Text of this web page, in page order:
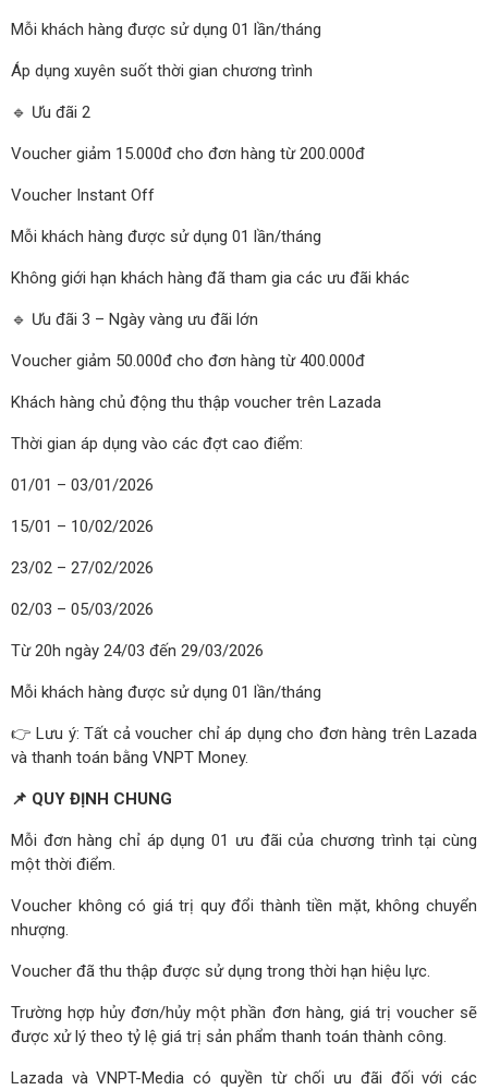
Mỗi khách hàng được sử dụng 01 lần/tháng
Áp dụng xuyên suốt thời gian chương trình
🔹 Ưu đãi 2
Voucher giảm 15.000đ cho đơn hàng từ 200.000đ
Voucher Instant Off
Mỗi khách hàng được sử dụng 01 lần/tháng
Không giới hạn khách hàng đã tham gia các ưu đãi khác
🔹 Ưu đãi 3 – Ngày vàng ưu đãi lớn
Voucher giảm 50.000đ cho đơn hàng từ 400.000đ
Khách hàng chủ động thu thập voucher trên Lazada
Thời gian áp dụng vào các đợt cao điểm:
01/01 – 03/01/2026
15/01 – 10/02/2026
23/02 – 27/02/2026
02/03 – 05/03/2026
Từ 20h ngày 24/03 đến 29/03/2026
Mỗi khách hàng được sử dụng 01 lần/tháng
👉 Lưu ý: Tất cả voucher chỉ áp dụng cho đơn hàng trên Lazada
và thanh toán bằng VNPT Money.
📌 QUY ĐỊNH CHUNG
Mỗi đơn hàng chỉ áp dụng 01 ưu đãi của chương trình tại cùng
một thời điểm.
Voucher không có giá trị quy đổi thành tiền mặt, không chuyển
nhượng.
Voucher đã thu thập được sử dụng trong thời hạn hiệu lực.
Trường hợp hủy đơn/hủy một phần đơn hàng, giá trị voucher sẽ
được xử lý theo tỷ lệ giá trị sản phẩm thanh toán thành công.
Lazada và VNPT-Media có quyền từ chối ưu đãi đối với các